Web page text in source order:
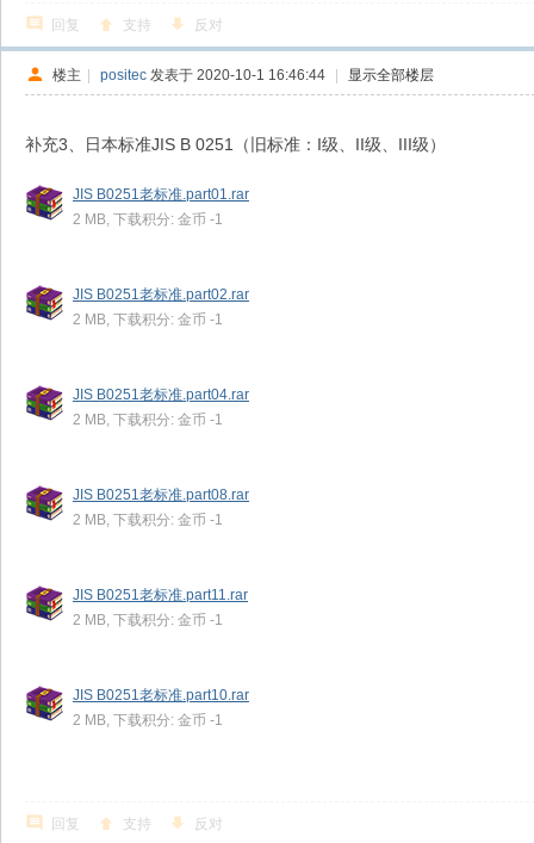
回复 支持 反对
楼主 | positec 发表于 2020-10-1 16:46:44 | 显示全部楼层
补充3、日本标准JIS B 0251（旧标准：I级、II级、III级）
JIS B0251老标准.part01.rar
2 MB, 下载积分: 金币 -1
JIS B0251老标准.part02.rar
2 MB, 下载积分: 金币 -1
JIS B0251老标准.part04.rar
2 MB, 下载积分: 金币 -1
JIS B0251老标准.part08.rar
2 MB, 下载积分: 金币 -1
JIS B0251老标准.part11.rar
2 MB, 下载积分: 金币 -1
JIS B0251老标准.part10.rar
2 MB, 下载积分: 金币 -1
回复 支持 反对